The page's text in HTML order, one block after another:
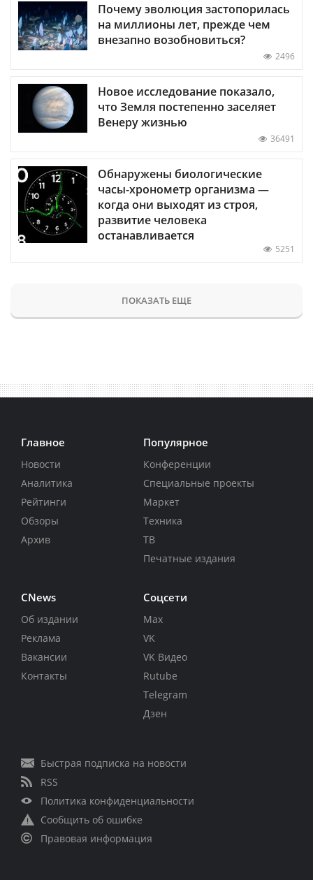
Почему эволюция застопорилась
на миллионы лет, прежде чем
внезапно возобновиться?
2496
Новое исследование показало,
что Земля постепенно заселяет
Венеру жизнью
36491
Обнаружены биологические
часы-хронометр организма —
когда они выходят из строя,
развитие человека
останавливается
5251
ПОКАЗАТЬ ЕЩЕ
Главное
Новости
Аналитика
Рейтинги
Обзоры
Архив
Популярное
Конференции
Специальные проекты
Маркет
Техника
ТВ
Печатные издания
CNews
Об издании
Реклама
Вакансии
Контакты
Соцсети
Max
VK
VK Видео
Rutube
Telegram
Дзен
Быстрая подписка на новости
RSS
Политика конфиденциальности
Сообщить об ошибке
Правовая информация